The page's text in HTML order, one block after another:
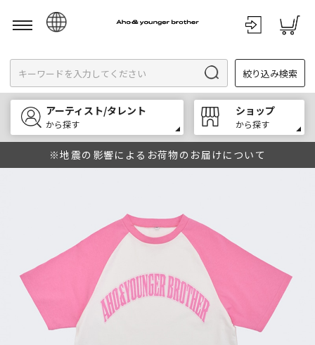
English
한국어
中文
絞り込み検索
アーティスト/タレント
から探す
ショップ
から探す
※地震の影響によるお荷物のお届けについて